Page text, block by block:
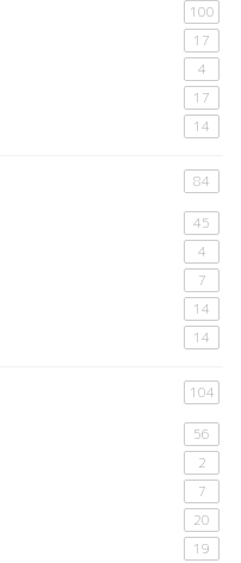
100
17
4
17
14
84
45
4
7
14
14
104
56
2
7
20
19